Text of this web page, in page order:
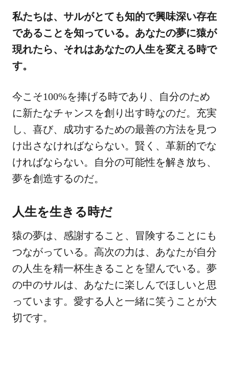
私たちは、サルがとても知的で興味深い存在
であることを知っている。あなたの夢に猿が
現れたら、それはあなたの人生を変える時で
す。
今こそ100%を捧げる時であり、自分のため
に新たなチャンスを創り出す時なのだ。充実
し、喜び、成功するための最善の方法を見つ
け出さなければならない。賢く、革新的でな
ければならない。自分の可能性を解き放ち、
夢を創造するのだ。
人生を生きる時だ
猿の夢は、感謝すること、冒険することにも
つながっている。高次の力は、あなたが自分
の人生を精一杯生きることを望んでいる。夢
の中のサルは、あなたに楽しんでほしいと思
っています。愛する人と一緒に笑うことが大
切です。